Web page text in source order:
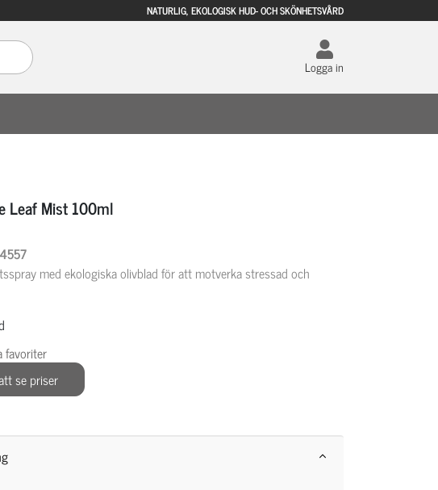
NATURLIG, EKOLOGISK HUD- OCH SKÖNHETSVÅRD
Logga in
Leaf Mist 100ml
med ekologiska olivblad för att motverka stressad och
favoriter
se priser